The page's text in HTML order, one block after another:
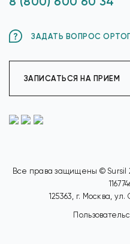
ЗАДАТЬ ВОПРОС
ЗАПИСАТЬСЯ НА ПРИЕМ
Все права защищены ©
125363, г. Москва, ул.